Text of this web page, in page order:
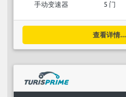
手动变速器 5 门
查看详情...